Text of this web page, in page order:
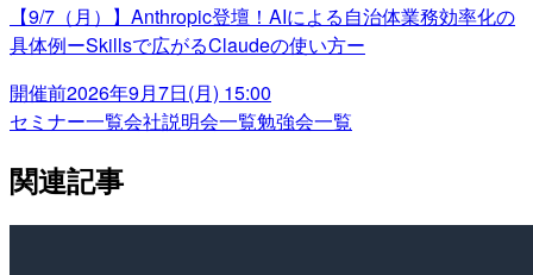
【9/7（月）】Anthropic登壇！AIによる自治体業務効率化の
具体例ーSkillsで広がるClaudeの使い方ー
開催前2026年9月7日(月) 15:00
セミナー一覧会社説明会一覧勉強会一覧
関連記事